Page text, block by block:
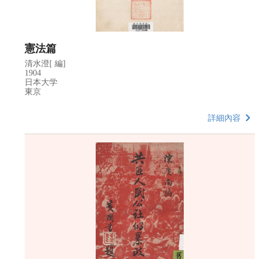
憲法篇
清水澄[ 編]
1904
日本大学
東京
詳細內容